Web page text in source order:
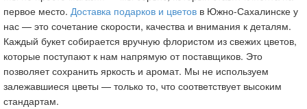
первое место. Доставка подарков и цветов в Южно-Сахалинске у
нас — это сочетание скорости, качества и внимания к деталям.
Каждый букет собирается вручную флористом из свежих цветов,
которые поступают к нам напрямую от поставщиков. Это
позволяет сохранить яркость и аромат. Мы не используем
залежавшиеся цветы — только то, что соответствует высоким
стандартам.